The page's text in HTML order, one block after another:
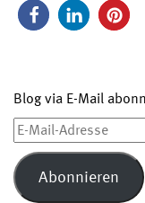
Blog via E-Mail
E-
Mail-
Adresse
Abonnieren